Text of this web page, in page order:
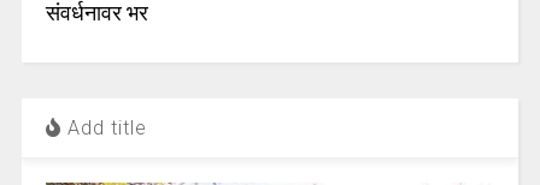
संवर्धनावर भर
Add title